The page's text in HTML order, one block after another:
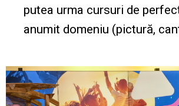
putea urma cursuri de
anumit domeniu (pictură,